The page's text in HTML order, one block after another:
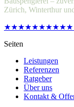
Zürich, Winterthur
★★★★★★★★★★
Seiten
Leistungen
Referenzen
Ratgeber
Über uns
Kontakt &